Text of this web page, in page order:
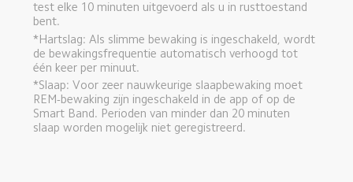
test elke 10 minuten uitgevoerd als u in rusttoestand
bent.
*Hartslag: Als slimme bewaking is ingeschakeld, wordt
de bewakingsfrequentie automatisch verhoogd tot
één keer per minuut.
*Slaap: Voor zeer nauwkeurige slaapbewaking moet
REM-bewaking zijn ingeschakeld in de app of op de
Smart Band. Perioden van minder dan 20 minuten
slaap worden mogelijk niet geregistreerd.